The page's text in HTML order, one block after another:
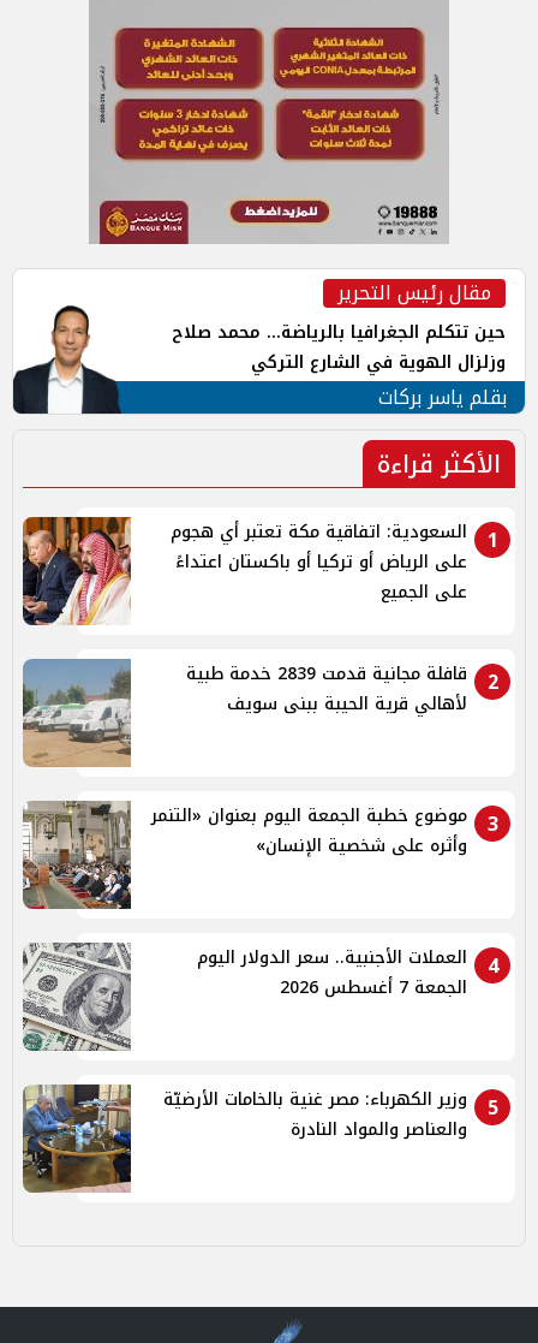
مقال رئيس التحرير
حين تتكلم الجغرافيا بالرياضة... محمد صلاح
وزلزال الهوية في الشارع التركي
بقلم ياسر بركات
الأكثر قراءة
1
السعودية: اتفاقية مكة تعتبر أي هجوم
على الرياض أو تركيا أو باكستان اعتداءً
على الجميع
2
قافلة مجانية قدمت 2839 خدمة طبية
لأهالي قرية الحيبة ببنى سويف
3
موضوع خطبة الجمعة اليوم بعنوان «التنمر
وأثره على شخصية الإنسان»
4
العملات الأجنبية.. سعر الدولار اليوم
الجمعة 7 أغسطس 2026
5
وزير الكهرباء: مصر غنية بالخامات الأرضيّة
والعناصر والمواد النادرة